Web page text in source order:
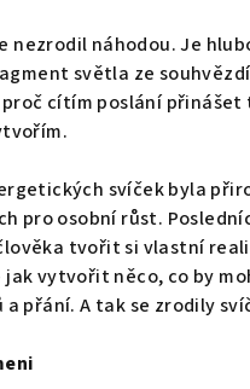
nezrodil náhodou. Je
světla ze
proč cítím poslání
svíček byla
pro osobní růst.
tvořit si vlastní
vytvořit něco, co by
přání. A tak se zrodily